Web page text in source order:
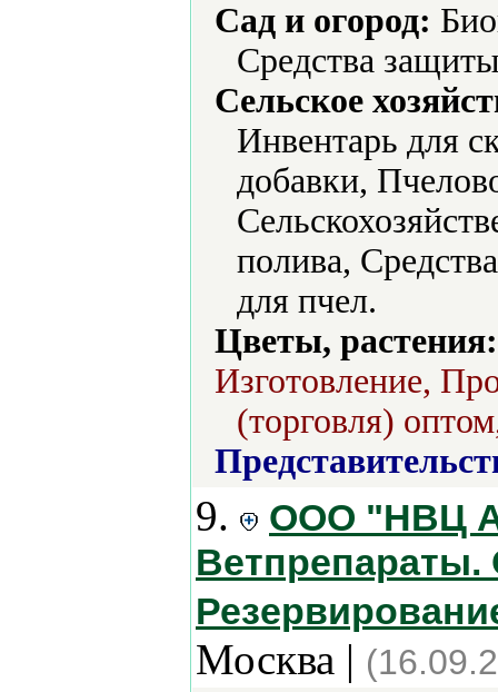
Сад и огород:
Средства
Сельское
Инвентарь для
добавки,
полива,
для пчел.
Цветы, растения:
Изготовление,
(торговля)
9.
ООО "НВЦ
Ветпрепараты.
Москва |